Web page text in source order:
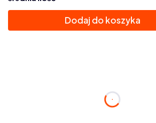
Dodaj do koszyka
godzin